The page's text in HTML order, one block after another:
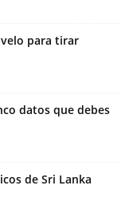
para tirar
datos que debes
de Sri Lanka